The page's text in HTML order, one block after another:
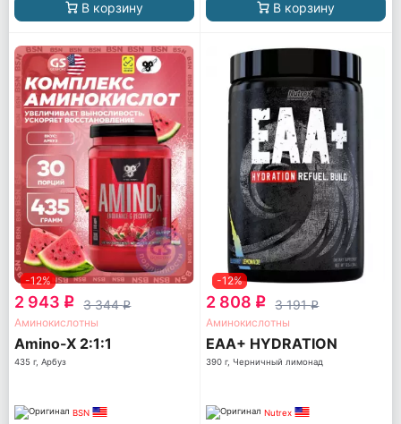
В корзину В корзину
-12%
2 943 q 3 344q
Аминокислотны
Amino-X 2:1:1
435 г, Арбуз
BSN
-12%
2 808 q 3 191q
Аминокислотны
EAA+ HYDRATION
390 г, Черничный лимонад
Nutrex